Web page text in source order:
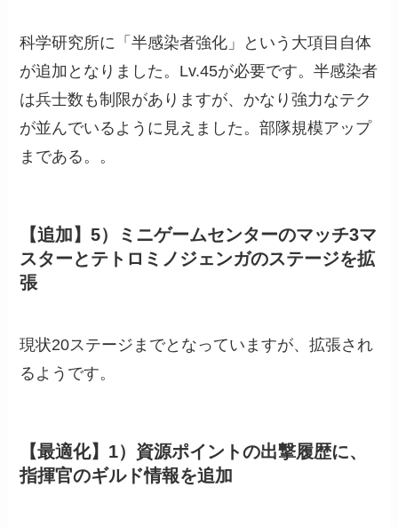
科学研究所に「半感染者強化」という大項目自体
が追加となりました。Lv.45が必要です。半感染者
は兵士数も制限がありますが、かなり強力なテク
が並んでいるように見えました。部隊規模アップ
まである。。
【追加】5）ミニゲームセンターのマッチ3マ
スターとテトロミノジェンガのステージを拡
張
現状20ステージまでとなっていますが、拡張され
るようです。
【最適化】1）資源ポイントの出撃履歴に、
指揮官のギルド情報を追加